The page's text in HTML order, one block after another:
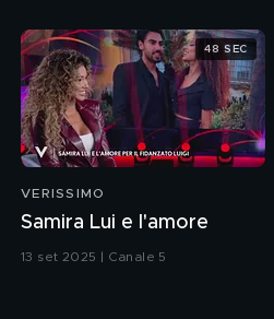
VERISSIMO
Samira Lui e l'amore
13 set 2025 | Canale 5
48 SEC